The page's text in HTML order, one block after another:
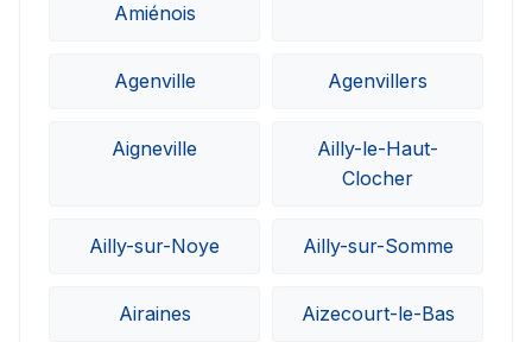
Amiénois
Agenville Agenvillers
Aigneville
Ailly-le-Haut-
Clocher
Ailly-sur-Noye Ailly-sur-Somme
Airaines Aizecourt-le-Bas